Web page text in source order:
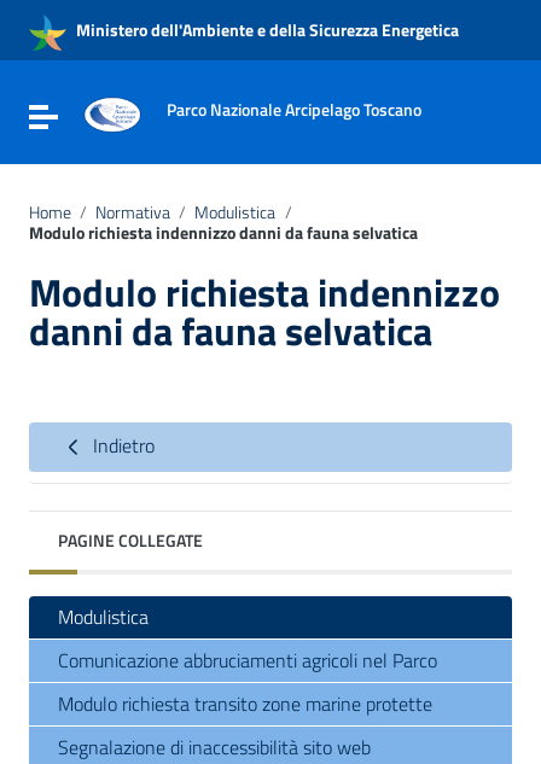
Vai al menu di navigazione
Vai al footer
Ministero dell'Ambiente e della Sicurezza Energetica
Attiva / disattiva la navigazione
Parco Nazionale Arcipelago Toscano
Home / Normativa / Modulistica /
Modulo richiesta indennizzo danni da fauna selvatica
Modulo richiesta indennizzo
danni da fauna selvatica
Indietro
PAGINE COLLEGATE
Modulistica
Comunicazione abbruciamenti agricoli nel Parco
Modulo richiesta transito zone marine protette
Segnalazione di inaccessibilità sito web